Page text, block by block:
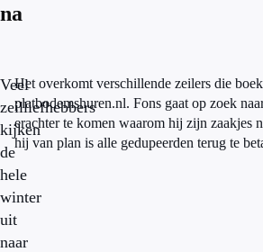
na
Veel
zeilliefhebbers
kijken
de
hele
winter
uit
naar
Het overkomt verschillende zeilers die
platbodemshuren.nl. Fons gaat op zoek
erachter te komen waarom hij zijn zaakjes
hij van plan is alle gedupeerden terug te